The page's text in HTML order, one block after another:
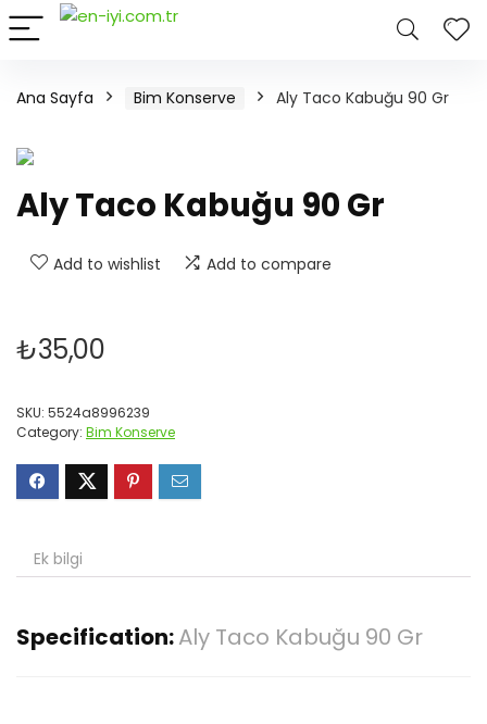
Ana Sayfa Bim Konserve Aly Taco Kabuğu 90 Gr
Aly Taco Kabuğu 90 Gr
Add to wishlist Add to compare
₺35,00
SKU: 5524a8996239
Category: Bim Konserve
Ek bilgi
Specification:Aly Taco Kabuğu 90 Gr